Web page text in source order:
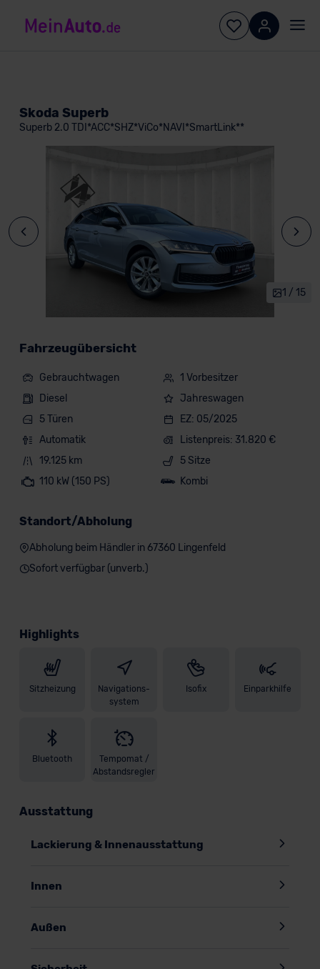
Skoda Superb
Superb 2.0 TDI*ACC*SHZ*ViCo*NAVI*SmartLink**
1 / 15
Fahrzeugübersicht
Gebrauchtwagen
1 Vorbesitzer
Diesel
Jahreswagen
5 Türen
EZ: 05/2025
Automatik
Listenpreis: 31.820 €
19.125 km
5 Sitze
110 kW (150 PS)
Kombi
Standort/Abholung
Abholung beim Händler in 67360 Lingenfeld
Sofort verfügbar (unverb.)
Highlights
Sitzheizung
Navigations-
system
Isofix Einparkhilfe
Bluetooth
Tempomat /
Abstandsregler
Ausstattung
Lackierung & Innenausstattung
Innen
Außen